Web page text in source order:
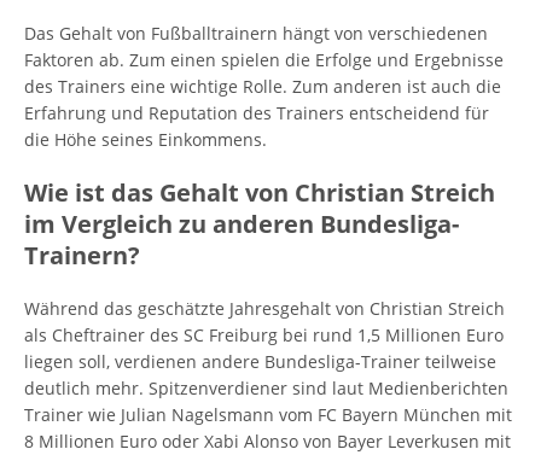
Das Gehalt von Fußballtrainern hängt von verschiedenen
Faktoren ab. Zum einen spielen die Erfolge und Ergebnisse
des Trainers eine wichtige Rolle. Zum anderen ist auch die
Erfahrung und Reputation des Trainers entscheidend für
die Höhe seines Einkommens.
Wie ist das Gehalt von Christian Streich
im Vergleich zu anderen Bundesliga-
Trainern?
Während das geschätzte Jahresgehalt von Christian Streich
als Cheftrainer des SC Freiburg bei rund 1,5 Millionen Euro
liegen soll, verdienen andere Bundesliga-Trainer teilweise
deutlich mehr. Spitzenverdiener sind laut Medienberichten
Trainer wie Julian Nagelsmann vom FC Bayern München mit
8 Millionen Euro oder Xabi Alonso von Bayer Leverkusen mit